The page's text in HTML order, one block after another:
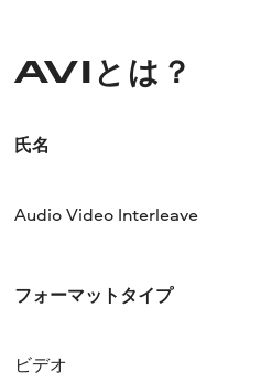
AVIとは？
氏名
Audio Video Interleave
フォーマットタイプ
ビデオ